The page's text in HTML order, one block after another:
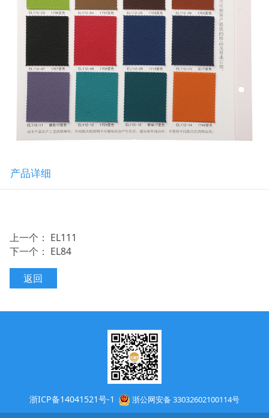
产品详细
上一个： EL111
下一个： EL84
返回
浙ICP备14041521号-1 浙公网安备 33032602100114号